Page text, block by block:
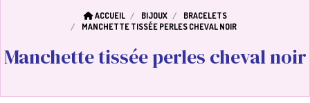
ACCUEIL BIJOUX
BRACELETS
MANCHETTE TISSÉE PERLES CHEVAL NOIR
Manchette tissée perles cheval noir